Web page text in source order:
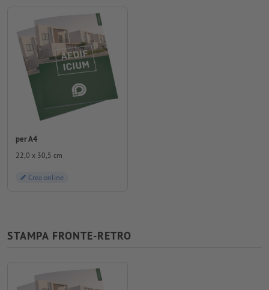
per A4
22,0 x 30,5 cm
Crea online
STAMPA FRONTE-RETRO